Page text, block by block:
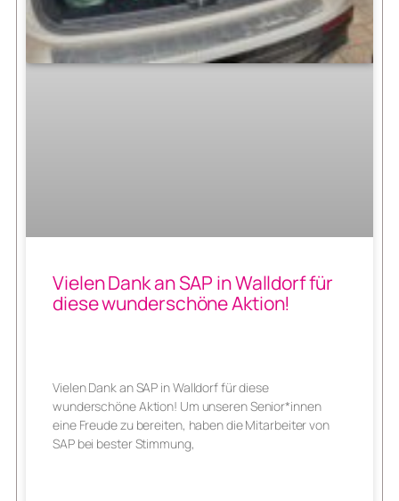
Vielen Dank an SAP in Walldorf für
diese wunderschöne Aktion!
Vielen Dank an SAP in Walldorf für diese
wunderschöne Aktion! Um unseren Senior*innen
eine Freude zu bereiten, haben die Mitarbeiter von
SAP bei bester Stimmung,